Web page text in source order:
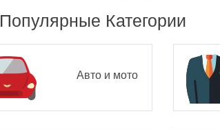
Популярные Категории
Авто и мото